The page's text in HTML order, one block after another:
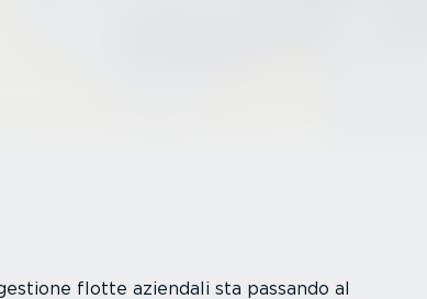
flotte aziendali sta passando al